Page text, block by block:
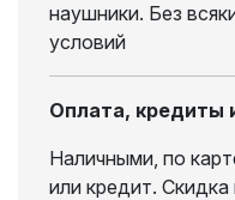
наушники. Без
условий
Оплата, кредиты
Наличными, по
или кредит.